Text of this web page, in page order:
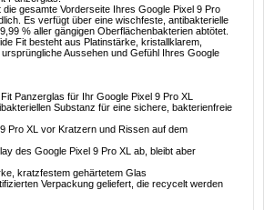
gesamte Vorderseite Ihres Google Pixel 9 Pro
Es verfügt über eine wischfeste, antibakterielle
% aller gängigen Oberflächenbakterien abtötet.
Fit besteht aus Platinstärke, kristallklarem,
Aussehen und Gefühl Ihres Google
Panzerglas für Ihr Google Pixel 9 Pro XL
Substanz für eine sichere, bakterienfreie
Pro XL vor Kratzern und Rissen auf dem
des Google Pixel 9 Pro XL ab, bleibt aber
kratzfestem gehärtetem Glas
Verpackung geliefert, die recycelt werden